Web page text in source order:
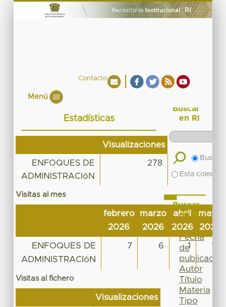
Contacto
Menú
Estadísticas
Visualizaciones
ENFOQUES DE
ADMINISTRACIóN
278
Visitas al mes
febrero
2026
marzo
2026
abril
2026
mayo
2026
ENFOQUES DE
ADMINISTRACIóN
7 6 1 12
Visitas al fichero
Visualizaciones
Buscar
en RI
Buscar
Esta
Buscar
en RI
Por
Fecha
de
publicación
Autor
Título
Materia
Tipo